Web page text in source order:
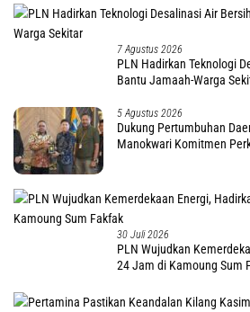
7 Agustus 2026
PLN Hadirkan Teknologi
Bantu Jamaah-Warga
5 Agustus 2026
Dukung Pertumbuhan
Manokwari Komitmen
30 Juli 2026
PLN Wujudkan
24 Jam di Kamoung Sum